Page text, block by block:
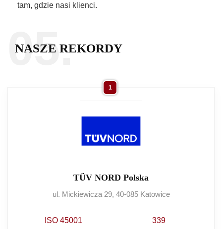
tam, gdzie nasi klienci.
05.
NASZE REKORDY
1
TÜV NORD Polska
ul. Mickiewicza 29, 40-085 Katowice
ISO 45001
339